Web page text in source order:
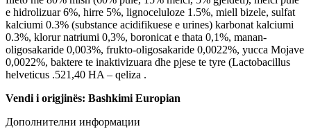
e hidrolizuar 6%, hirre 5%, lignoceluloze 1.5%, miell bizele, sulfat
kalciumi 0.3% (substance acidifikuese e urines) karbonat kalciumi
0.3%, klorur natriumi 0,3%, boronicat e thata 0,1%, manan-
oligosakaride 0,003%, frukto-oligosakaride 0,0022%, yucca Mojave
0,0022%, baktere te inaktivizuara dhe pjese te tyre (Lactobacillus
helveticus .521,40 HA – qeliza .
Vendi i origjinës: Bashkimi Europian
Дополнителни информации